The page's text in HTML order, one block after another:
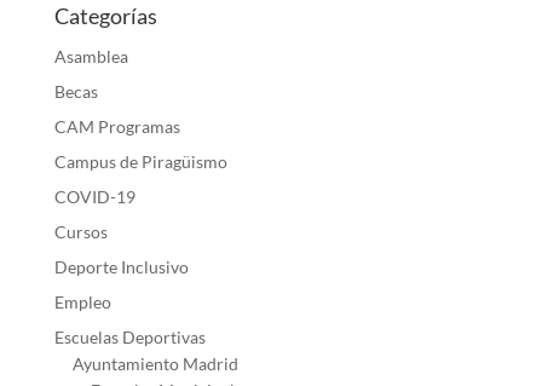
Categorías
Asamblea
Becas
CAM Programas
Campus de Piragüismo
COVID-19
Cursos
Deporte Inclusivo
Empleo
Escuelas Deportivas
Ayuntamiento Madrid